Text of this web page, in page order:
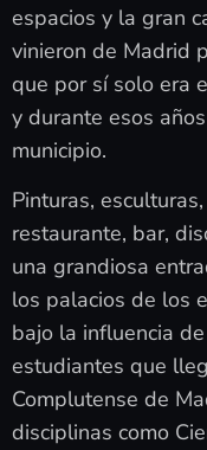
espacios y la gran
vinieron de Madrid
que por sí solo era
y durante esos
municipio.
Pinturas,
restaurante, bar,
una grandiosa
los palacios de los
bajo la influencia
estudiantes que
Complutense de
disciplinas como